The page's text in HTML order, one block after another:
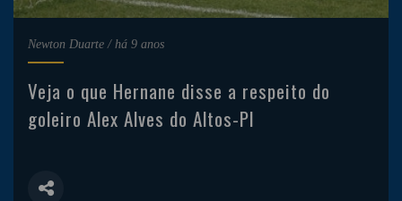
Newton Duarte / há 9 anos
Veja o que Hernane disse a respeito do
goleiro Alex Alves do Altos-PI